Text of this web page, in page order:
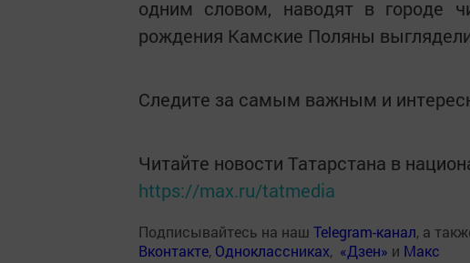
одним словом, наводят в городе
рождения Камские Поляны
Следите за самым важным и
Читайте новости Татарстана в
https://max.ru/tatmedia
Подписывайтесь на наш Telegram-канал, а
Вконтакте, Одноклассниках, «Дзен» и Макс